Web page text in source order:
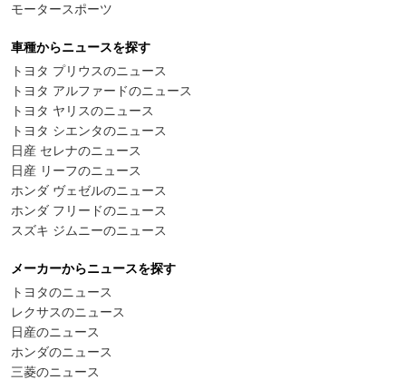
モータースポーツ
車種からニュースを探す
トヨタ プリウスのニュース
トヨタ アルファードのニュース
トヨタ ヤリスのニュース
トヨタ シエンタのニュース
日産 セレナのニュース
日産 リーフのニュース
ホンダ ヴェゼルのニュース
ホンダ フリードのニュース
スズキ ジムニーのニュース
メーカーからニュースを探す
トヨタのニュース
レクサスのニュース
日産のニュース
ホンダのニュース
三菱のニュース